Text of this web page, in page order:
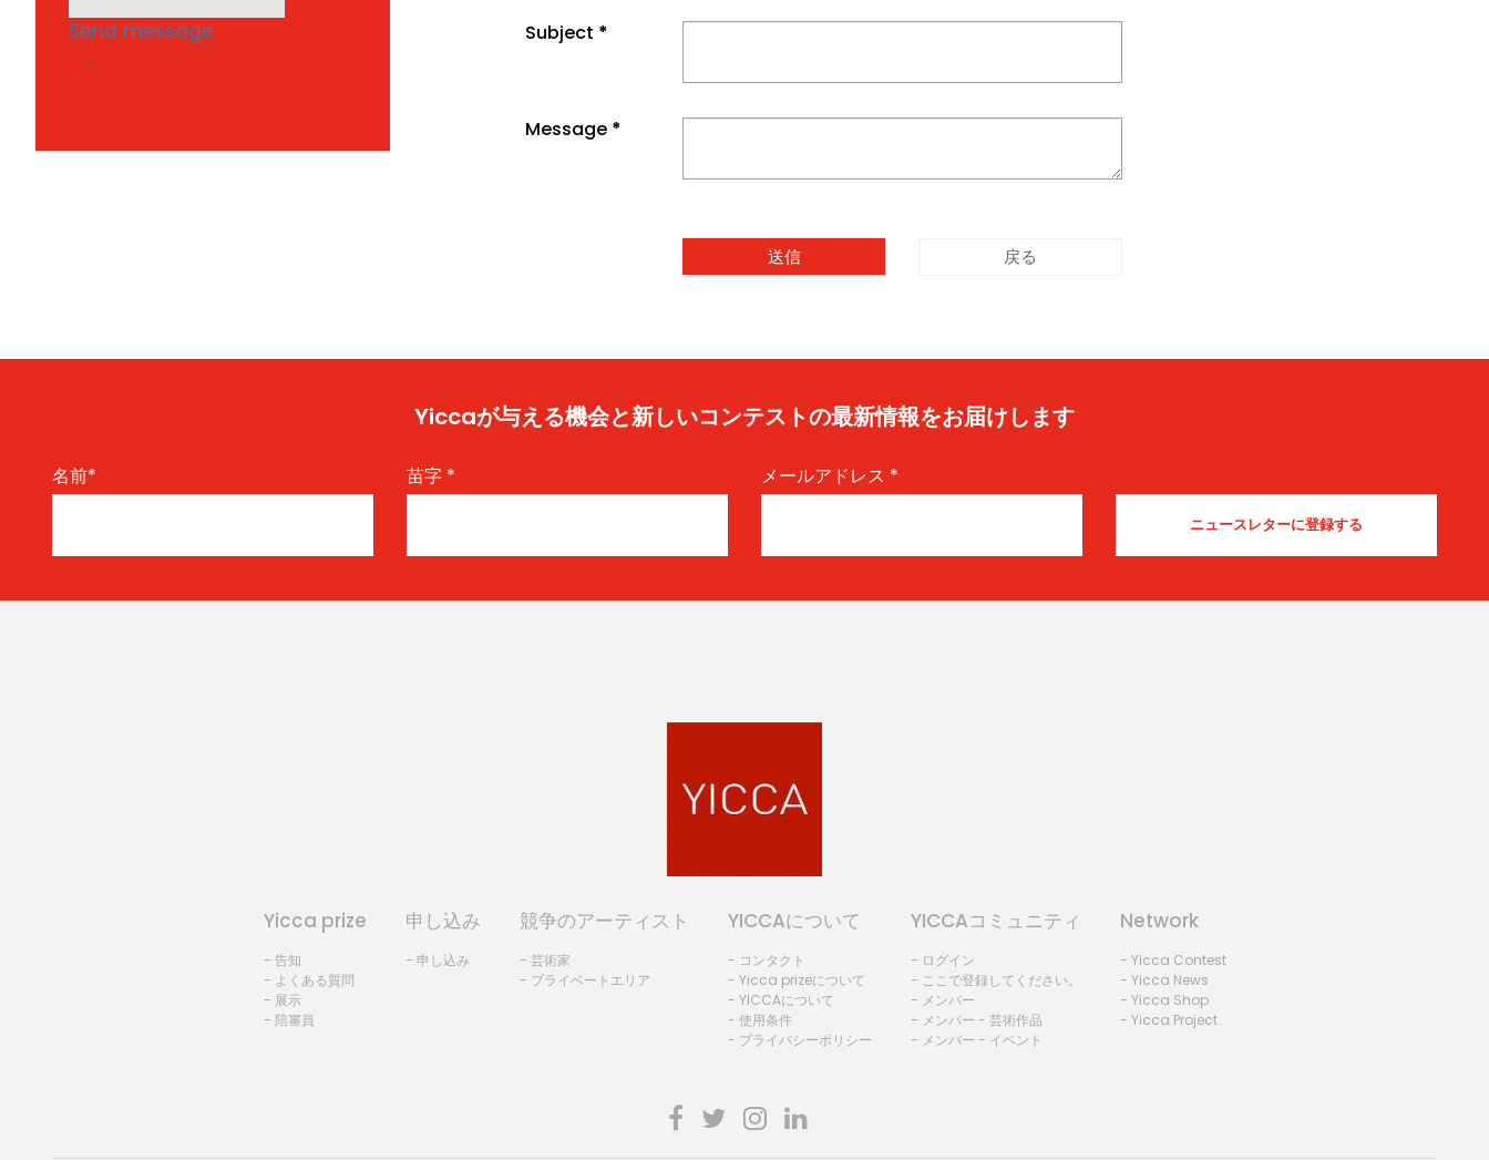
Send message
...
Subject *
Message *
戻る
Yiccaが与える機会と新しいコンテストの最新情報をお届けします
名前* 苗字 * メールアドレス *
Yicca prize
- 告知
- よくある質問
- 展示
- 陪審員
申し込み
- 申し込み
競争のアーティスト
- 芸術家
- プライベートエリア
YICCAについて
- コンタクト
- Yicca prizeについて
- YICCAについて
- 使用条件
- プライバシーポリシー
YICCAコミュニティ
- ログイン
- ここで登録してください。
- メンバー
- メンバー - 芸術作品
- メンバー - イベント
Network
- Yicca Contest
- Yicca News
- Yicca Shop
- Yicca Project